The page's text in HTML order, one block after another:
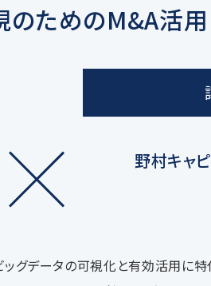
のためのM&A活用
野村キャ
ッグデータの可視化と有効活用に